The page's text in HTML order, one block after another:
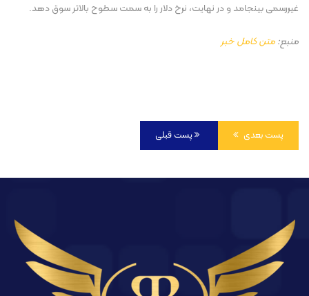
غیررسمی بینجامد و در نهایت، نرخ دلار را به سمت سطوح بالاتر سوق دهد.
منبع:متن کامل خبر
پست قبلی پست بعدی